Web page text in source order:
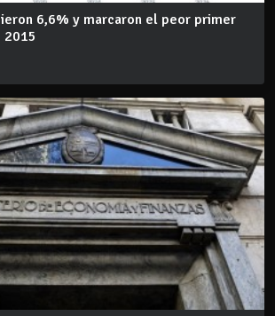
6,6% y marcaron el peor primer
2015